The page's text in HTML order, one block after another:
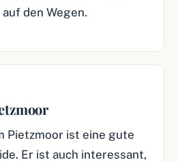
den Wegen.
Pietzmoor ist eine gute
Er ist auch interessant,